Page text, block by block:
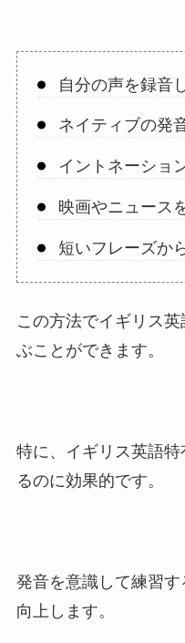
自分の声を録音
ネイティブの発
イントネーショ
映画やニュース
短いフレーズか
この方法でイギリス
ぶことができます。
特に、イギリス英語
るのに効果的です。
発音を意識して練習
向上します。